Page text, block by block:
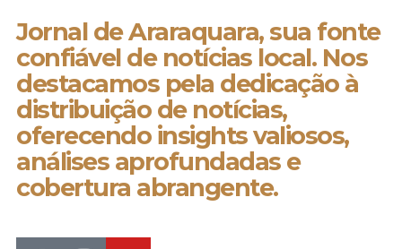
Jornal de Araraquara, sua fonte
confiável de notícias local. Nos
destacamos pela dedicação à
distribuição de notícias,
oferecendo insights valiosos,
análises aprofundadas e
cobertura abrangente.